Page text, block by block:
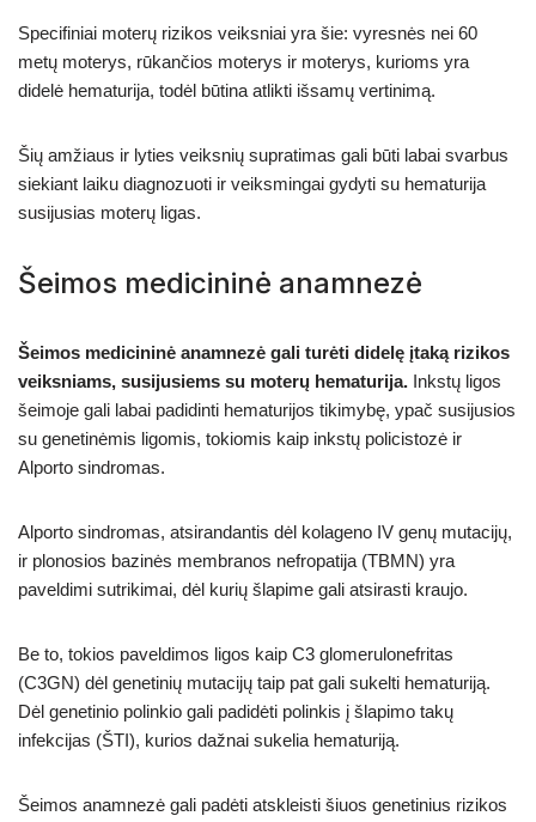
Specifiniai moterų rizikos veiksniai yra šie: vyresnės nei 60
metų moterys, rūkančios moterys ir moterys, kurioms yra
didelė hematurija, todėl būtina atlikti išsamų vertinimą.
Šių amžiaus ir lyties veiksnių supratimas gali būti labai svarbus
siekiant laiku diagnozuoti ir veiksmingai gydyti su hematurija
susijusias moterų ligas.
Šeimos medicininė anamnezė
Šeimos medicininė anamnezė gali turėti didelę įtaką rizikos
veiksniams, susijusiems su moterų hematurija. Inkstų ligos
šeimoje gali labai padidinti hematurijos tikimybę, ypač susijusios
su genetinėmis ligomis, tokiomis kaip inkstų policistozė ir
Alporto sindromas.
Alporto sindromas, atsirandantis dėl kolageno IV genų mutacijų,
ir plonosios bazinės membranos nefropatija (TBMN) yra
paveldimi sutrikimai, dėl kurių šlapime gali atsirasti kraujo.
Be to, tokios paveldimos ligos kaip C3 glomerulonefritas
(C3GN) dėl genetinių mutacijų taip pat gali sukelti hematuriją.
Dėl genetinio polinkio gali padidėti polinkis į šlapimo takų
infekcijas (ŠTI), kurios dažnai sukelia hematuriją.
Šeimos anamnezė gali padėti atskleisti šiuos genetinius rizikos